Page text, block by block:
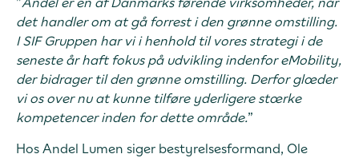
det handler om at gå forrest i den grønne omstilling.
I SIF Gruppen har vi i henhold til vores strategi i de
seneste år haft fokus på udvikling indenfor eMobility,
der bidrager til den grønne omstilling. Derfor glæder
vi os over nu at kunne tilføre yderligere stærke
kompetencer inden for dette område.”
Hos Andel Lumen siger bestyrelsesformand, Ole